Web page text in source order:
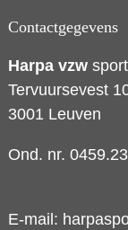
Contactgegevens
Harpa vzw
Tervuursevest
3001 Leuven
Ond. nr.
E-mail: